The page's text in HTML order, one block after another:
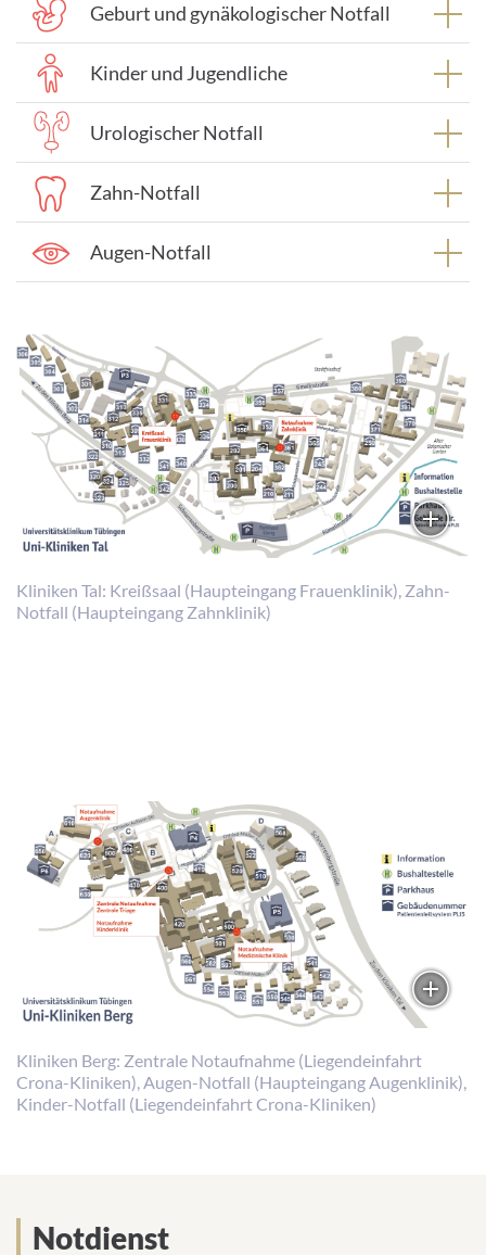
Geburt und gynäkologischer Notfall
Kinder und Jugendliche
Urologischer Notfall
Zahn-Notfall
Augen-Notfall
Kliniken Tal: Kreißsaal (Haupteingang Frauenklinik), Zahn-
Notfall (Haupteingang Zahnklinik)
Kliniken Berg: Zentrale Notaufnahme (Liegendeinfahrt
Crona-Kliniken), Augen-Notfall (Haupteingang Augenklinik),
Kinder-Notfall (Liegendeinfahrt Crona-Kliniken)
Notdienst
Notdienst